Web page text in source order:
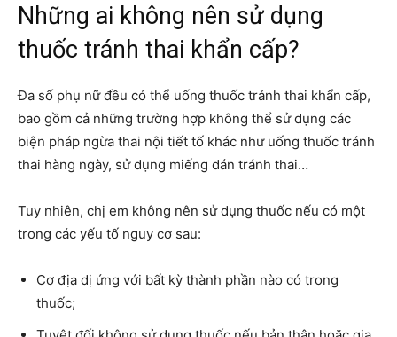
Những ai không nên sử dụng
thuốc tránh thai khẩn cấp?
Đa số phụ nữ đều có thể uống thuốc tránh thai khẩn cấp,
bao gồm cả những trường hợp không thể sử dụng các
biện pháp ngừa thai nội tiết tố khác như uống thuốc tránh
thai hàng ngày, sử dụng miếng dán tránh thai…
Tuy nhiên, chị em không nên sử dụng thuốc nếu có một
trong các yếu tố nguy cơ sau:
Cơ địa dị ứng với bất kỳ thành phần nào có trong
thuốc;